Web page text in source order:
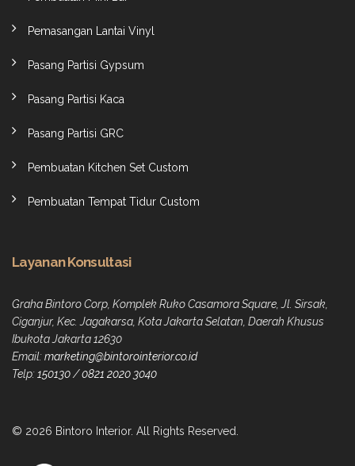
Pemasangan Lantai Vinyl
Pasang Partisi Gypsum
Pasang Partisi Kaca
Pasang Partisi GRC
Pembuatan Kitchen Set Custom
Pembuatan Tempat Tidur Custom
Layanan Konsultasi
Graha Bintoro Corp, Komplek Ruko Casamora Square, Jl. Sirsak,
Ciganjur, Kec. Jagakarsa, Kota Jakarta Selatan, Daerah Khusus
Ibukota Jakarta 12630
Email:marketing@bintorointerior.co.id
Telp: 150130/0821 2020 3040
© 2026 Bintoro Interior. All Rights Reserved.